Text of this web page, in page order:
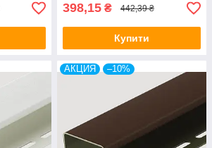
398,15 ₴ 442,39 ₴
Купити
АКЦИЯ –10%